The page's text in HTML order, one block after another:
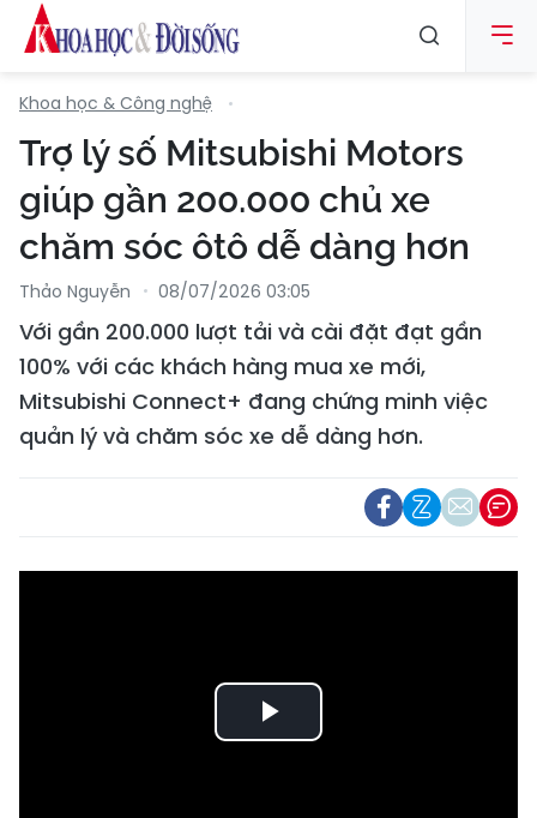
Khoa học & Công nghệ
Trợ lý số Mitsubishi Motors
giúp gần 200.000 chủ xe
chăm sóc ôtô dễ dàng hơn
Thảo Nguyễn 08/07/2026 03:05
Với gần 200.000 lượt tải và cài đặt đạt gần
100% với các khách hàng mua xe mới,
Mitsubishi Connect+ đang chứng minh việc
quản lý và chăm sóc xe dễ dàng hơn.
Play